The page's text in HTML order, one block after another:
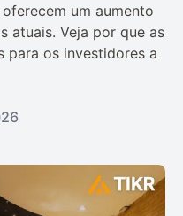
um aumento
atuais. Veja por que as
para os investidores a